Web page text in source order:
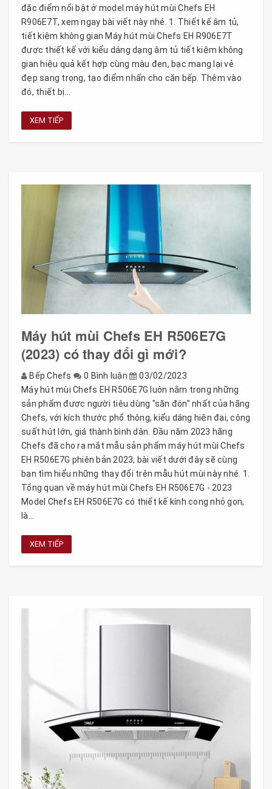
đặc điểm nổi bật ở model máy hút mùi Chefs EH
R906E7T, xem ngay bài viết này nhé. 1. Thiết kế âm tủ,
tiết kiệm không gian Máy hút mùi Chefs EH R906E7T
được thiết kế với kiểu dáng dạng âm tủ tiết kiệm không
gian hiệu quả kết hợp cùng màu đen, bạc mang lại vẻ
đẹp sang trọng, tạo điểm nhấn cho căn bếp. Thêm vào
đó, thiết bị...
XEM TIẾP
Máy hút mùi Chefs EH R506E7G
(2023) có thay đổi gì mới?
Bếp Chefs 0 Bình luận
03/02/2023
Máy hút mùi Chefs EH R506E7G luôn nằm trong những
sản phẩm được người tiêu dùng "săn đón" nhất của hãng
Chefs, với kích thước phổ thông, kiểu dáng hiện đại, công
suất hút lớn, giá thành bình dân. Đầu năm 2023 hãng
Chefs đã cho ra mắt mẫu sản phẩm máy hút mùi Chefs
EH R506E7G phiên bản 2023, bài viết dưới đây sẽ cùng
bạn tìm hiểu những thay đổi trên mẫu hút mùi này nhé. 1.
Tổng quan về máy hút mùi Chefs EH R506E7G - 2023
Model Chefs EH R506E7G có thiết kế kính cong nhỏ gọn,
là...
XEM TIẾP